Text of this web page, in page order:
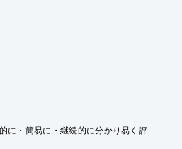
ただくか、お気軽にお問い合わせ下
に・簡易に・継続的に分かり易く評